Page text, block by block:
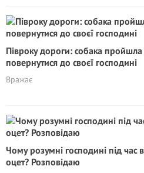
Півроку дороги: собака пройшла
повернутися до своєї господині
Вражає
Чому розумні господині під час
оцет? Розповідаю